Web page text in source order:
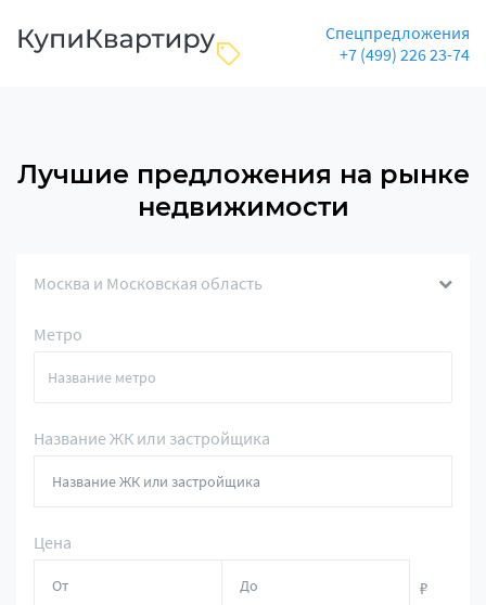
Спецпредложения
+7 (499) 226 23-74
Лучшие предложения на рынке
недвижимости
Москва и Московская область
Метро
Название ЖК или застройщика
Цена
₽